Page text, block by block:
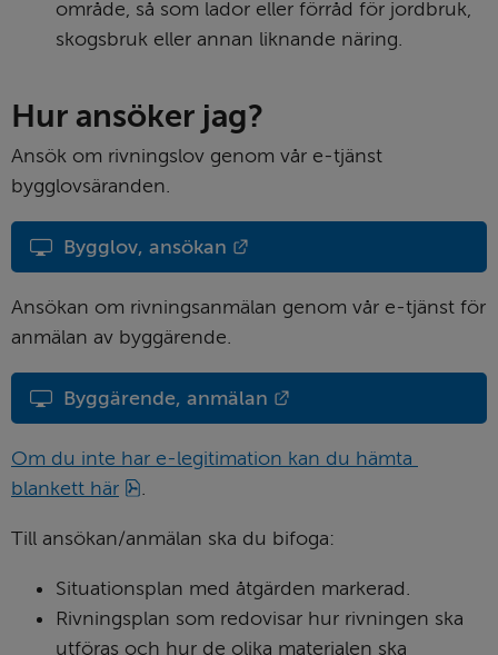
område, så som lador eller förråd för jordbruk,
skogsbruk eller annan liknande näring.
Hur ansöker jag?
Ansök om rivningslov genom vår e-tjänst
bygglovsäranden.
Bygglov, ansökan
Ansökan om rivningsanmälan genom vår e-tjänst för
anmälan av byggärende.
Byggärende, anmälan
Om du inte har e-legitimation kan du hämta
blankett här
.
Till ansökan/anmälan ska du bifoga:
Situationsplan med åtgärden markerad.
Rivningsplan som redovisar hur rivningen ska
utföras och hur de olika materialen ska